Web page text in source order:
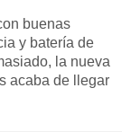
buenas
y batería de
la nueva
acaba de llegar